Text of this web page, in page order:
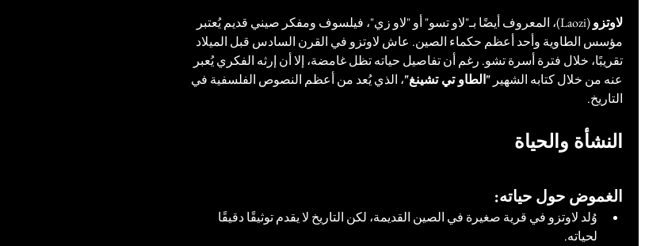
لاوتزو
(Laozi)، المعروف أيضًا بـ"لاو تسو" أو "لاو زي"، فيلسوف ومفكر صيني قديم يُعتبر
مؤسس الطاوية وأحد أعظم حكماء الصين. عاش لاوتزو في القرن السادس قبل الميلاد
تقريبًا، خلال فترة أسرة تشو. رغم أن تفاصيل حياته تظل غامضة، إلا أن إرثه الفكري يُعبر
عنه من خلال كتابه الشهير "الطاو تي تشينغ"، الذي يُعد من أعظم النصوص الفلسفية في
التاريخ.
النشأة والحياة
الغموض حول حياته:
وُلد لاوتزو في قرية صغيرة في الصين القديمة، لكن التاريخ لا يقدم توثيقًا دقيقًا
لحياته.